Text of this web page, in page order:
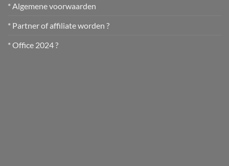
* Algemene voorwaarden
* Partner of affiliate worden ?
* Office 2024 ?